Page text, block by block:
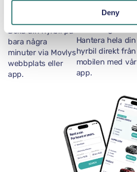
Deny
Boka din hyrbil på
bara några
minuter via Movlys
webbplats eller
app.
Movly-appen
Lås upp mer
Hantera hela din
hyrbil direkt från
mobilen med vår
app.